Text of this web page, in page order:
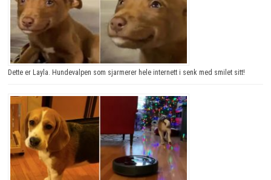
Dette er Layla. Hundevalpen som sjarmerer hele internett i senk med smilet sitt!